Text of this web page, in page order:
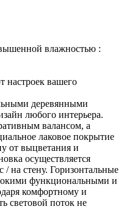
влажностью :
настроек вашего
деревянными
любого интерьера.
валансом, а
лаковое покрытие
от выцветания и
осуществляется
на стену. Горизонтальные
функциональными и
комфортному и
световой поток не